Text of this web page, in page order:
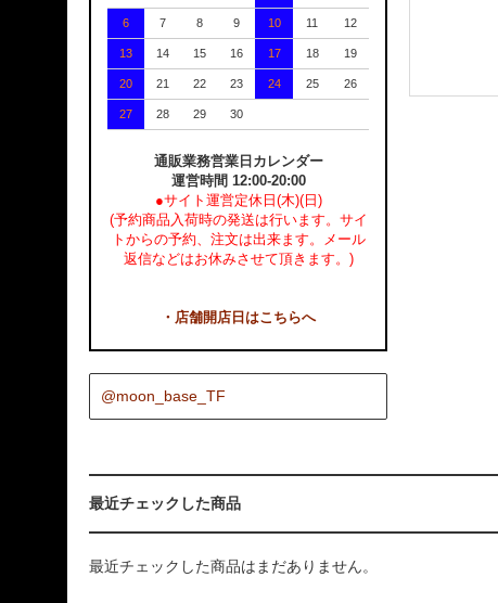
6 7 8 9 10 11 12
13 14 15 16 17 18 19
20 21 22 23 24 25 26
27 28 29 30
通販業務営業日カレンダー
運営時間 12:00-20:00
●サイト運営定休日(木)(日)
(予約商品入荷時の発送は行います。サイ
トからの予約、注文は出来ます。メール
返信などはお休みさせて頂きます。)
・店舗開店日はこちらへ
@moon_base_TF
最近チェックした商品
最近チェックした商品はまだありません。